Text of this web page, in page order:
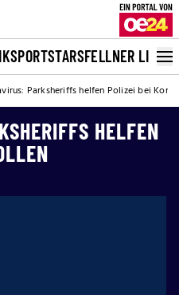
SPORTSTARSFELLNER LIVE
Parksheriffs helfen Polizei bei
HELFEN